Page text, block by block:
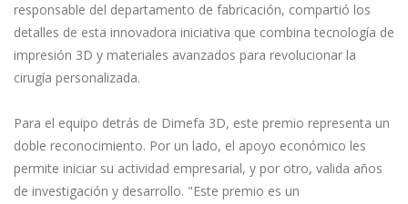
responsable del departamento de fabricación, compartió los
detalles de esta innovadora iniciativa que combina tecnología de
impresión 3D y materiales avanzados para revolucionar la
cirugía personalizada.
Para el equipo detrás de Dimefa 3D, este premio representa un
doble reconocimiento. Por un lado, el apoyo económico les
permite iniciar su actividad empresarial, y por otro, valida años
de investigación y desarrollo. "Este premio es un